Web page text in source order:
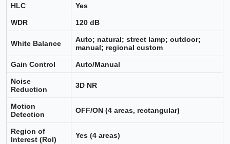
HLC Yes
WDR 120 dB
White Balance
Auto; natural; street lamp; outdoor;
manual; regional custom
Gain Control Auto/Manual
Noise
Reduction
3D NR
Motion
Detection
OFF/ON (4 areas, rectangular)
Region of
Interest (RoI)
Yes (4 areas)